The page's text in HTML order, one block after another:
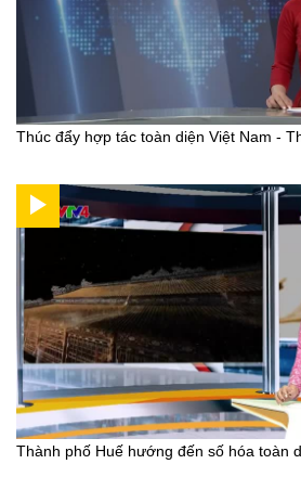
Thúc đẩy hợp tác toàn diện Việt Nam -
Thành phố Huế hướng đến số hóa toàn